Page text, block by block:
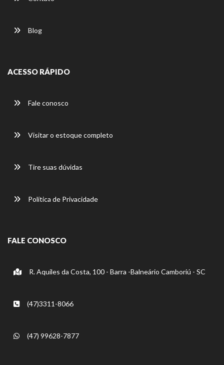
Blog
ACESSO RÁPIDO
Fale conosco
Visitar o estoque completo
Tire suas dúvidas
Política de Privacidade
FALE CONOSCO
R. Aquiles da Costa, 100 - Barra -Balneário Camboriú - SC
(47)3311-8066
(47) 99628-7877